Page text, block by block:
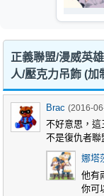
正義聯盟/漫威英
人/壓克力吊飾 (
Brac (2016-
不好意思，這
不是復仇者聯
娜塔
他有
你可